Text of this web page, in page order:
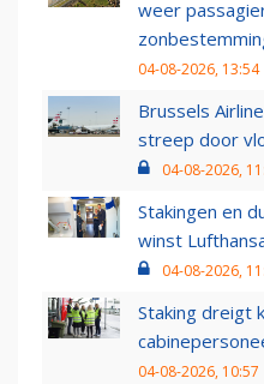
weer
04-08-2026, 13:54
Brussels
streep door
04-08-2026,
Stakingen en
winst
04-08-2026,
Staking dreigt
04-08-2026, 10:57